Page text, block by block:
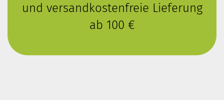
und versandkostenfreie Lieferung
ab 100 €